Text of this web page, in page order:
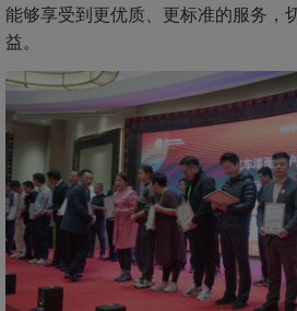
能够享受到更优质、更标准的服务，
益。